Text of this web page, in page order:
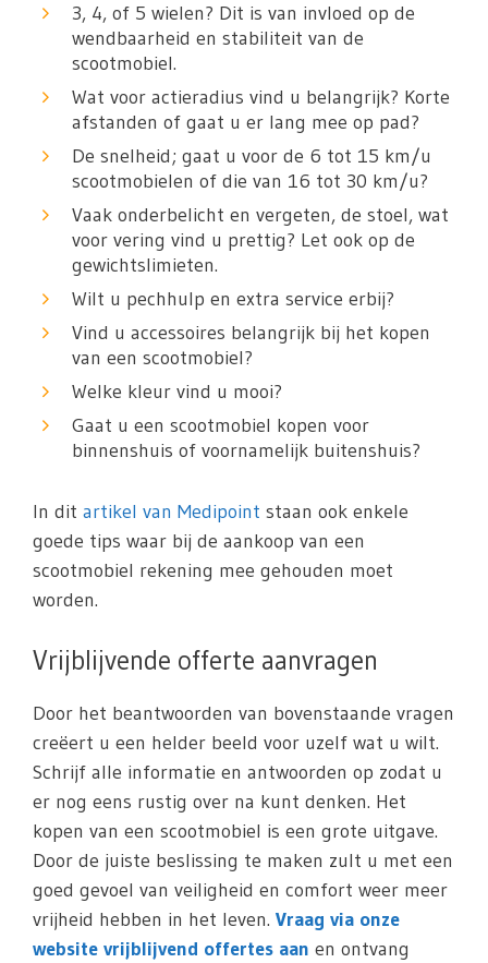
3, 4, of 5 wielen? Dit is van invloed op de
wendbaarheid en stabiliteit van de
scootmobiel.
Wat voor actieradius vind u belangrijk? Korte
afstanden of gaat u er lang mee op pad?
De snelheid; gaat u voor de 6 tot 15 km/u
scootmobielen of die van 16 tot 30 km/u?
Vaak onderbelicht en vergeten, de stoel, wat
voor vering vind u prettig? Let ook op de
gewichtslimieten.
Wilt u pechhulp en extra service erbij?
Vind u accessoires belangrijk bij het kopen
van een scootmobiel?
Welke kleur vind u mooi?
Gaat u een scootmobiel kopen voor
binnenshuis of voornamelijk buitenshuis?
In dit artikel van Medipoint staan ook enkele
goede tips waar bij de aankoop van een
scootmobiel rekening mee gehouden moet
worden.
Vrijblijvende offerte aanvragen
Door het beantwoorden van bovenstaande vragen
creëert u een helder beeld voor uzelf wat u wilt.
Schrijf alle informatie en antwoorden op zodat u
er nog eens rustig over na kunt denken. Het
kopen van een scootmobiel is een grote uitgave.
Door de juiste beslissing te maken zult u met een
goed gevoel van veiligheid en comfort weer meer
vrijheid hebben in het leven. Vraag via onze
website vrijblijvend offertes aan en ontvang